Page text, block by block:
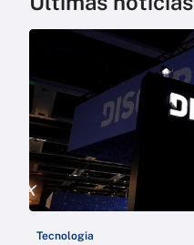
Tecnologia